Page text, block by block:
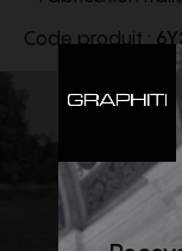
Code produit :